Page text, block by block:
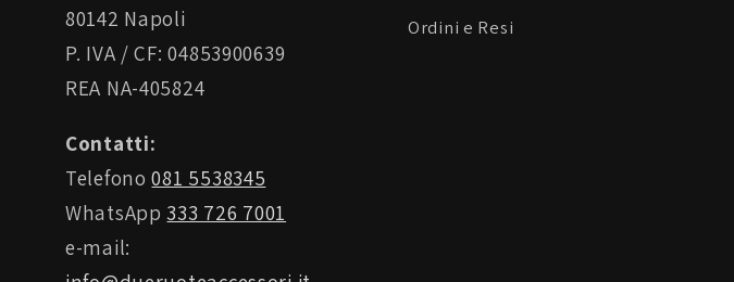
80142 Napoli
P. IVA / CF: 04853900639
REA NA-405824
Contatti:
Telefono081 5538345
WhatsApp 333 726 7001
e-mail:
Ordini e Resi